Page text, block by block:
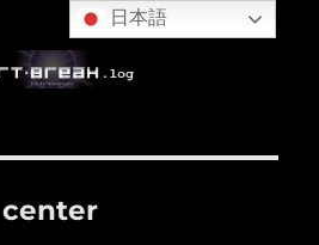
日本語